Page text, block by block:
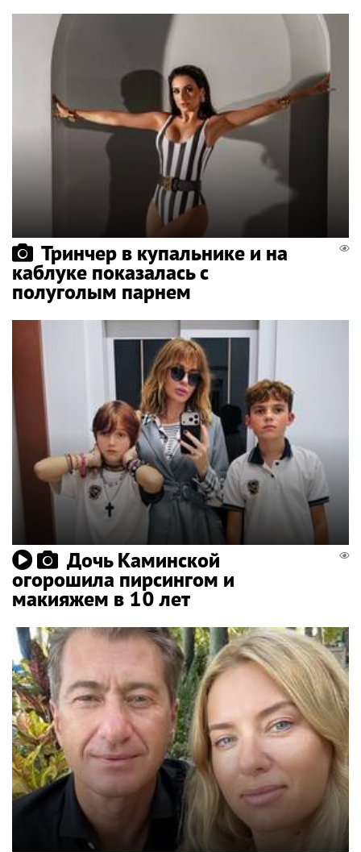
Тринчер в купальнике и на
каблуке показалась с
полуголым парнем
Дочь Каминской
огорошила пирсингом и
макияжем в 10 лет